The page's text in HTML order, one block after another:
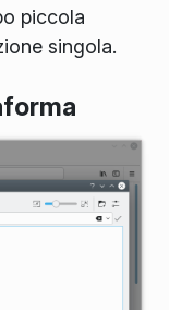
piccola
singola.